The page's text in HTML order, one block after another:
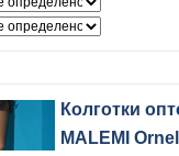
Колготки
MALEMI